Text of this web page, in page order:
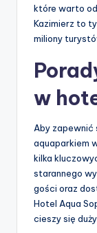
które warto
Kazimierz to
miliony
w
Aby zapewnić
aquaparkiem
kilka
starannego
gości oraz
Hotel Aqua
cieszy się